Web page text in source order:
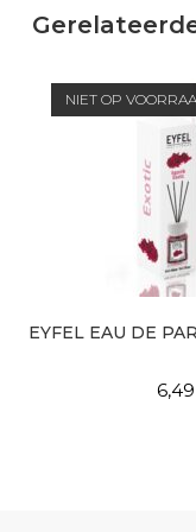
NIET OP
EYFEL EAU DE
6,49